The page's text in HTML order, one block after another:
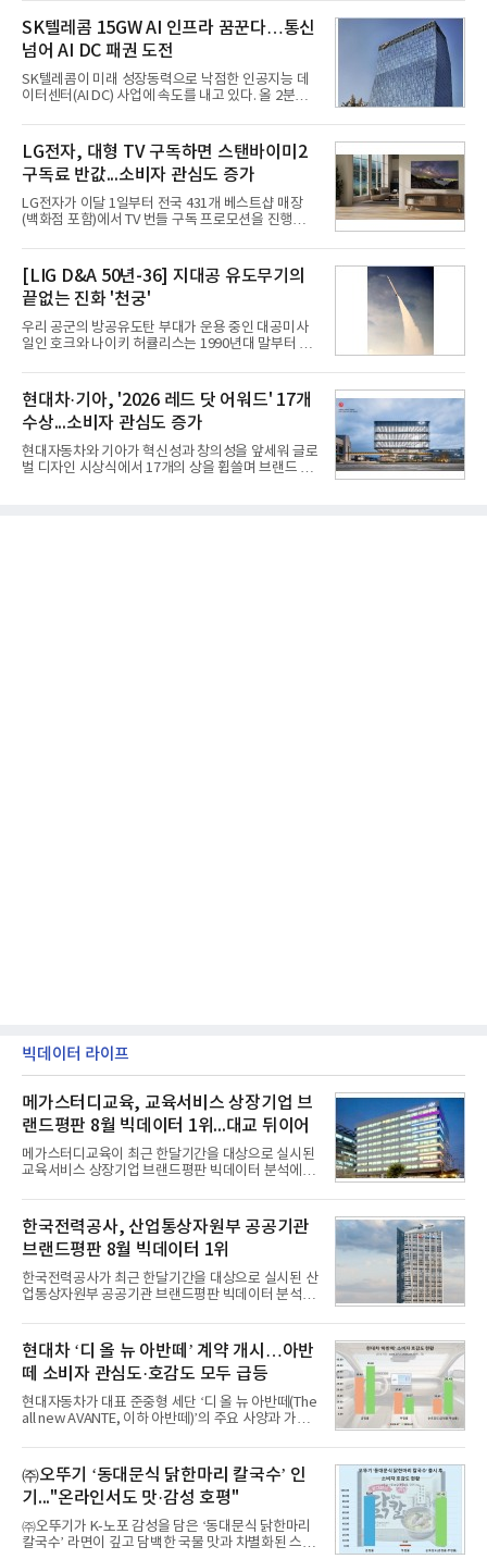
라 투자에 나서는 것과 달리, 카카오는 ‘카카오톡’이
라는 플랫폼 경쟁력을 활용한 AI 에이전트 서비스에
집중하는 전략이다. 과거 무리한 사업 확장 과정에서
겪었던 시행착오를 되풀이하지 않고 핵심 역량에 집
중하겠다는 취지로 풀이된다.7일 업계에 따르면 카카
오는 올해 2분기 연결 기준 매출 2조985억원, 영업이
익 2770억원을 기록했다. 전년 동기 대비 매출과 영업
은 4884억
SK텔레콤 15GW AI 인프라 꿈꾼다…통신
넘어 AI DC 패권 도전
SK텔레콤이 미래 성장동력으로 낙점한 인공지능 데
이터센터(AI DC) 사업에 속도를 내고 있다. 올 2분기
는 2035년까지 총 15GW(기가와트) 규모의 AI DC를
구축하겠다는 대형 청사진을 제시하면서다. 이에 따
라 경쟁 구도 역시 이동통신사인 KT, LG유플러스를
넘어 네이버, 삼성SDS 등 IT 인프라 기업으로 확장되
고 있다.7일 SK텔레콤에 따르면 회사는 올해 2분기
연결 기준 매출 4조 3591억원, 영업이익 5660억원을
기록했다. 매출은 전년 동기 대비 0.5%, 영업이익은
따른 기저효과가 실
LG전자, 대형 TV 구독하면 스탠바이미2
구독료 반값...소비자 관심도 증가
LG전자가 이달 1일부터 전국 431개 베스트샵 매장
(백화점 포함)에서 TV 번들 구독 프로모션을 진행하고
인해주는 프로모션이다.대상 제품은 65·77·83형 올
레드, 75·86·100형 마이크로 RGB, 75·86형 미니
RGB 등 거실용 TV로 인기가 높은 베스트셀러 TV 20
개 모델이며, 동시 구독 계약 시 스탠바이미2(모델명
27LX6TPGA) 구독료를 50% 할인 받을 수 있다. 프로
모션 대상 모델과 혜택, 구독료 등 프로모션 세부 사항
은 베스트샵 판매 매니저에게 문의하면 자세히 안내
등으로 이전
[LIG D&A 50년-36] 지대공 유도무기의
끝없는 진화 '천궁'
우리 공군의 방공유도탄 부대가 운용 중인 대공미사
일인 호크와 나이키 허큘리스는 1990년대 말부터 성
기존 미사일체계를 대체할 중고도 및 중거리 대공미
사일을 개발하기로 결정했다.처음 KM-SAM 사업으로
불린 이 사업의 명칭은 호크(Iron Hawk, 철매)를 대체
한다는 의미에서 ‘철매Ⅱ’ 로 정해졌다. 철매Ⅱ 개발
사업은 미사일체계 완성 후인 2011년 ‘천궁(天弓)’으
로 다시 장비명이 바뀌었다. 17개 업체와 관련 기관이
참여한 가운데 LIG 넥스원은 탐색 개발에서 체계개발
현대차·기아, '2026 레드 닷 어워드' 17개
수상...소비자 관심도 증가
현대자동차와 기아가 혁신성과 창의성을 앞세워 글로
벌 디자인 시상식에서 17개의 상을 휩쓸며 브랜드 경
빅데이터 라이프
메가스터디교육, 교육서비스 상장기업 브
랜드평판 8월 빅데이터 1위...대교 뒤이어
메가스터디교육이 최근 한달기간을 대상으로 실시된
교육서비스 상장기업 브랜드평판 빅데이터 분석에서
일 한국기업평판연구소(소장 구창환)는 국내 교육서
비스 상장기업 브랜드를 대상으로 지난 7월 7일부터
8월 7일까지 수집된 소비자 빅데이터 10,074,233건
을 분석한 결과, 메가스터디교육이 브랜드평판지수
1,710,926을 기록하며 8월 1위에 올랐다고 밝혔다.
분석에 활용된 빅데이터는 지난 7월(9,491,206건) 대
비 6.14% 증가한 수치로, 교육서비스 상장기업 브랜
디교육, 대교, 디지
한국전력공사, 산업통상자원부 공공기관
브랜드평판 8월 빅데이터 1위
한국전력공사가 최근 한달기간을 대상으로 실시된 산
업통상자원부 공공기관 브랜드평판 빅데이터 분석에
이 순으로 뒤를 이었다.7일 한국기업평판연구소(소장
구창환)는 산업통상자원부 공공기관 41개 브랜드를
대상으로 지난 7월 7일부터 8월 7일까지 수집된 소비
자 빅데이터 91,102,549건을 분석한 결과, 한국전력
공사가 브랜드평판지수 10,670,633을 기록하며 8월
1위에 올랐다고 밝혔다. 분석에 활용된 빅데이터는 지
난 7월(88,893,823건) 대비 2.48% 증가한 수치다.연
수력원자력, 한국석
현대차 ‘디 올 뉴 아반떼’ 계약 개시…아반
떼 소비자 관심도·호감도 모두 급등
현대자동차가 대표 준중형 세단 ‘디 올 뉴 아반떼(The
all new AVANTE, 이하 아반떼)’의 주요 사양과 가격
떼는 6년 만에 선보이는 8세대 완전변경 모델로, ▲정
교한 선과 면을 중심으로 완성한 파격적인 디자인 ▲
과거 중형 세단 수준으로 확대된 차체 제원 ▲글로벌
최고 수준의 안전성 ▲성능과 효율을 동시에 높인 주
행 완성도 ▲첨단 편의 및 디지털 사양 적용 등을 통해
글로벌 준중형 세단의 새로운 기준을 세웠다.아반떼
는 가솔린 2.0과 1.6 하이브리드 두 가지 파워트레인
㈜오뚜기 ‘동대문식 닭한마리 칼국수’ 인
기..."온라인서도 맛·감성 호평"
㈜오뚜기가 K-노포 감성을 담은 ‘동대문식 닭한마리
칼국수’ 라면이 깊고 담백한 국물 맛과 차별화된 스토